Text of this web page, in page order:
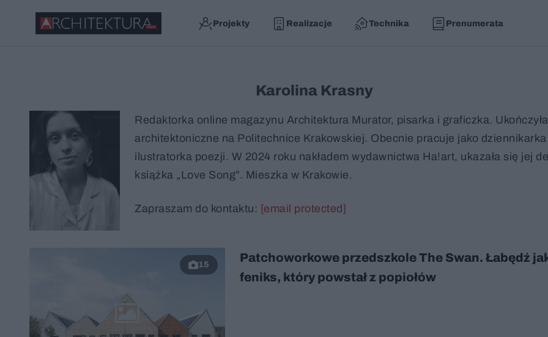
Projekty Realizacje Technika Prenumerata
Karolina Krasny
Redaktorka online magazynu Architektura Murator, pisarka i graficzka.
architektoniczne na Politechnice Krakowskiej. Obecnie pracuje jako dziennikarka
ilustratorka poezji. W 2024 roku nakładem wydawnictwa Ha!art, ukazała się jej
książka „Love Song”. Mieszka w Krakowie.
Zapraszam do kontaktu: [email protected]
15
Patchoworkowe przedszkole The Swan. Łabędź
feniks, który powstał z popiołów